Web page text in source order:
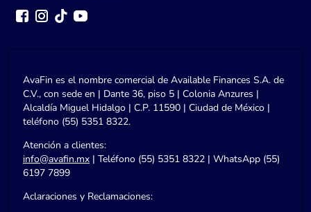
AvaFin es el nombre comercial de Available Finances S.A. de
C.V., con sede en | Dante 36, piso 5 | Colonia Anzures |
Alcaldía Miguel Hidalgo | C.P. 11590 | Ciudad de México |
teléfono (55) 5351 8322.
Atención a clientes:
info@avafin.mx | Teléfono (55) 5351 8322 | WhatsApp (55)
6197 7899
Aclaraciones y Reclamaciones: